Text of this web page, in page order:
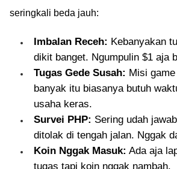
seringkali beda jauh:
Imbalan Receh: Kebanyakan
dikit banget. Ngumpulin $1 aja
Tugas Gede Susah: Misi
banyak itu biasanya butuh
usaha keras.
Survei PHP: Sering udah
ditolak di tengah jalan. Nggak
Koin Nggak Masuk: Ada aja
tugas tapi koin nggak nambah.